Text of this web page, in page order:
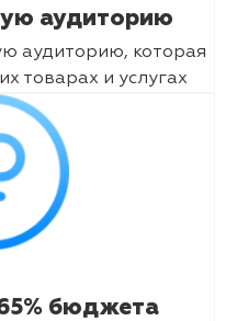
аудиторию
аудиторию, которая
товарах и услугах
бюджета